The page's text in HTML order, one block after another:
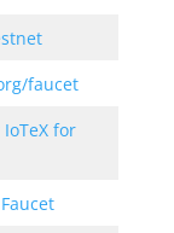
faucet
for